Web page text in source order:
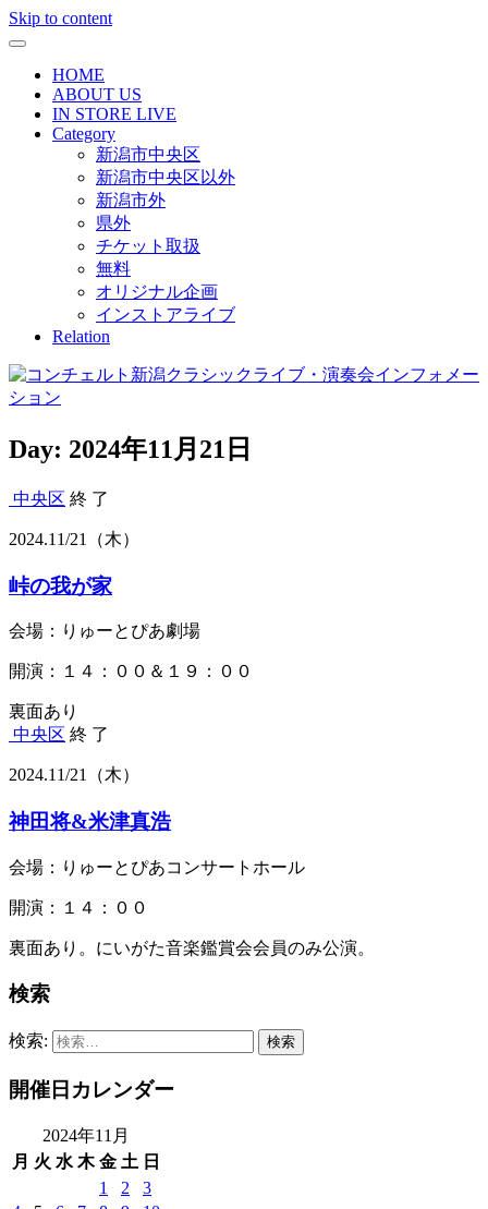
Skip to content
HOME
ABOUT US
IN STORE LIVE
Category
新潟市中央区
新潟市中央区以外
新潟市外
県外
チケット取扱
無料
オリジナル企画
インストアライブ
Relation
Day: 2024年11月21日
中央区 終 了
2024.11/21 （木）
峠の我が家
会場：りゅーとぴあ劇場
開演：１４：００＆１９：００
裏面あり
中央区 終 了
2024.11/21 （木）
神田将&米津真浩
会場：りゅーとぴあコンサートホール
開演：１４：００
裏面あり。にいがた音楽鑑賞会会員のみ公演。
検索
検索:
開催日カレンダー
2024年11月
月 火 水 木 金 土 日
1 2
3